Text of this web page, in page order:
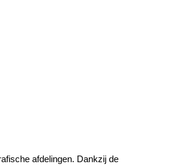
afdelingen. Dankzij de